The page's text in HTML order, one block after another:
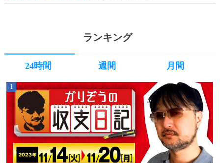
ランキング
24時間 週間 月間
1